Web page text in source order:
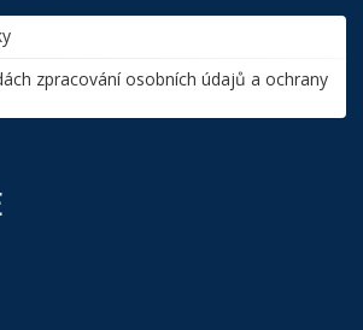
zpracování osobních údajů a ochrany